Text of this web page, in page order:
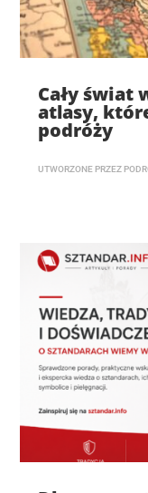
Cały świat
atlasy,
podróży
UTWORZONE PRZEZ